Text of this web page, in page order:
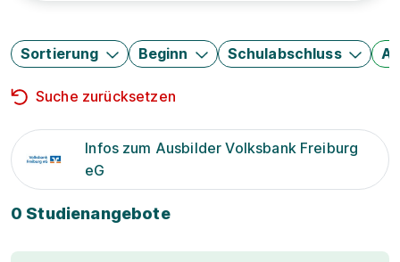
Sortierung Beginn Schulabschluss
Suche zurücksetzen
Infos zum Ausbilder Volksbank Freiburg
eG
0 Studienangebote